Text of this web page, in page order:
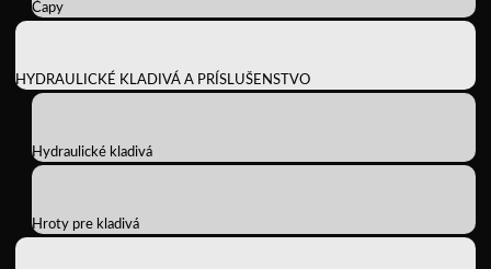
Čapy
HYDRAULICKÉ KLADIVÁ A PRÍSLUŠENSTVO
Hydraulické kladivá
Hroty pre kladivá